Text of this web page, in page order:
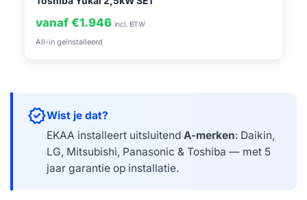
vanaf €1.946 incl. BTW
All-in geïnstalleerd
verifiedWist je dat?
EKAA installeert uitsluitendA-merken: Daikin,
LG, Mitsubishi, Panasonic & Toshiba — met 5
jaar garantie op installatie.